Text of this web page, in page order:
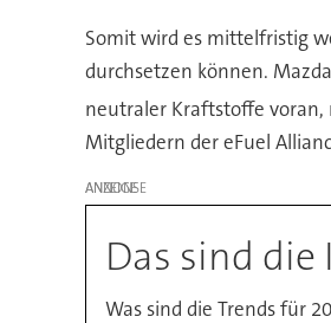
Somit wird es mittelfristig
durchsetzen können.
neutraler Kraftstoffe
Mitgliedern der eFuel
ANZEIGE
Das sind
Was sind die Trends für